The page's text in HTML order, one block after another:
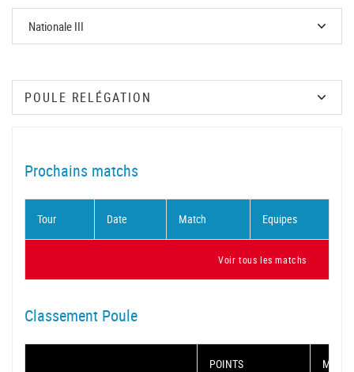
Prochains matchs
Tour Date Match Equipes
Voir tous les matchs
Classement Poule
POINTS